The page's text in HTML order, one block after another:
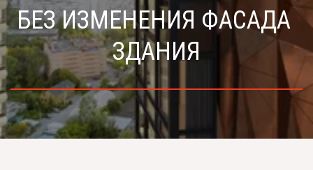
БЕЗ ИЗМЕНЕНИЯ ФАСАДА
ЗДАНИЯ